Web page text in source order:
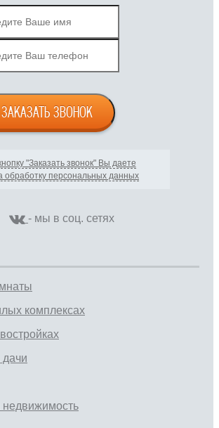
ЗАКАЗАТЬ ЗВОНОК
"Заказать звонок" Вы даете
обработку персональных данных
- мы в соц. сетях
комплексах
дачи
недвижимость